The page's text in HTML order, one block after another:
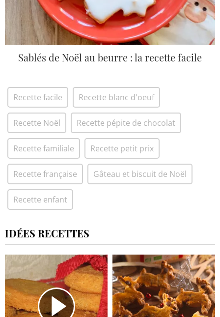
Sablés de Noël au beurre : la recette facile
Recette facile Recette blanc d'oeuf
Recette Noël Recette pépite de chocolat
Recette familiale Recette petit prix
Recette française Gâteau et biscuit de Noël
Recette enfant
IDÉES RECETTES